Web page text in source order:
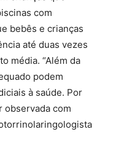
com
bebês e crianças
até duas vezes
média. “Além da
podem
à saúde. Por
observada com